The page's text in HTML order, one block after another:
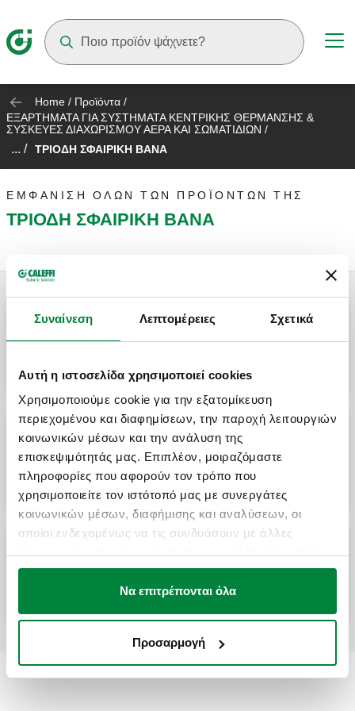
Συναίνεση Λεπτομέρειες Σχετικά
Αυτή η ιστοσελίδα χρησιμοποιεί cookies
Χρησιμοποιούμε cookie για την εξατομίκευση
περιεχομένου και διαφημίσεων, την παροχή λειτουργιών
κοινωνικών μέσων και την ανάλυση της
επισκεψιμότητάς μας. Επιπλέον, μοιραζόμαστε
πληροφορίες που αφορούν τον τρόπο που
χρησιμοποιείτε τον ιστότοπό μας με συνεργάτες
κοινωνικών μέσων, διαφήμισης και αναλύσεων, οι
οποίοι ενδεχομένως να τις συνδυάσουν με άλλες
έχουν συλλέξει σε σχέση με την από μέρους σας χρήση
των υπηρεσιών τους.Να επιτρέπονται όλα
Προσαρμογή
Home / Προϊόντα /
EΞΑΡΤΗΜΑΤΑ ΓΙΑ ΣΥΣΤΗΜΑΤΑ ΚΕΝΤΡΙΚΗΣ ΘΕΡΜΑΝΣΗΣ &
ΣΥΣΚΕΥΕΣ ΔΙΑΧΩΡΙΣΜΟΥ ΑΕΡΑ ΚΑΙ ΣΩΜΑΤΙΔΙΩΝ /
... / ΤΡΙΟΔΗ ΣΦΑΙΡΙΚΗ ΒΑΝΑ
ΕΜΦΆΝΙΣΗ ΌΛΩΝ ΤΩΝ ΠΡΟΪΌΝΤΩΝ ΤΗΣ
ΤΡΙΟΔΗ ΣΦΑΙΡΙΚΗ ΒΑΝΑ
Τρίοδη σφαιρική βάνα εκτροπής με μοτέρ.
Τρίοδη σφαιρική βάνα εκτροπής με
ενσωματωμένο by-pass.
Τρίοδη σφαιρική βάνα εκτροπής με μοτέρ
σημείων.